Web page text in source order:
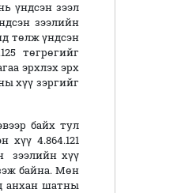
үндсэн зээл
зээлийн
төлж үндсэн
төгрөгийг
эрхлэх эрх
хүү зэргийг
байх тул
хүү 4.864.121
зээлийн хүү
байна. Мөн
анхан шатны